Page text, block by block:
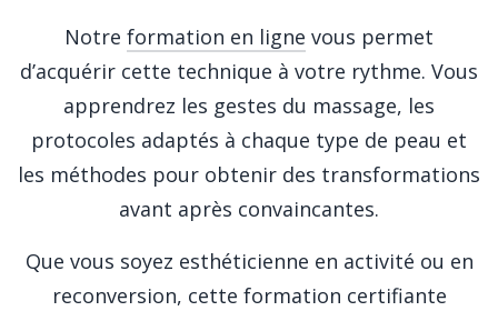
Notre formation en ligne vous permet
d’acquérir cette technique à votre rythme. Vous
apprendrez les gestes du massage, les
protocoles adaptés à chaque type de peau et
les méthodes pour obtenir des transformations
avant après convaincantes.
Que vous soyez esthéticienne en activité ou en
reconversion, cette formation certifiante